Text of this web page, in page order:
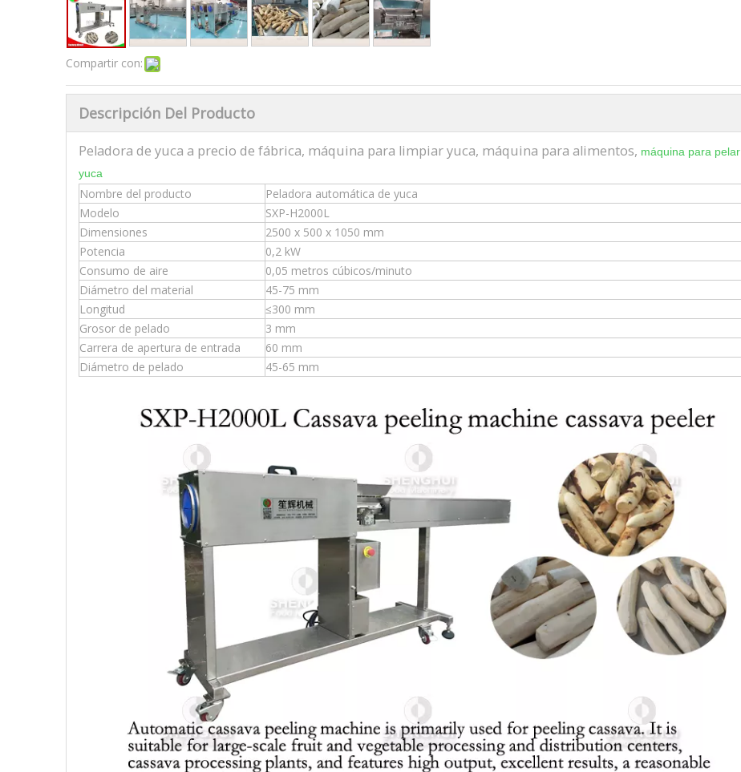
Compartir con:
Descripción Del Producto
Peladora de yuca a precio de fábrica, máquina para limpiar yuca, máquina para alimentos, máquina para pelar
yuca
Nombre del producto
Peladora automática de yuca
Modelo
SXP-H2000L
Dimensiones
2500 x 500 x 1050 mm
Potencia
0,2 kW
Consumo de aire
0,05 metros cúbicos/minuto
Diámetro del material
45-75 mm
Longitud
≤300 mm
Grosor de pelado
3 mm
Carrera de apertura de entrada
60 mm
Diámetro de pelado
45-65 mm